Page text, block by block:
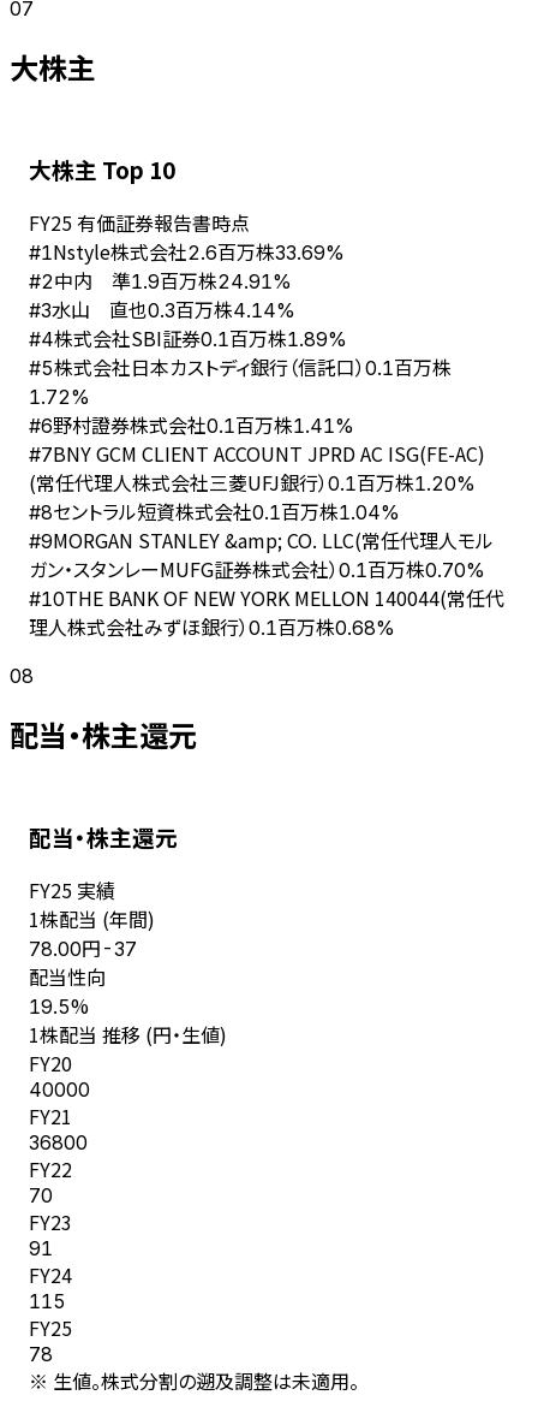
07
大株主
大株主 Top 10
FY25 有価証券報告書時点
#1Nstyle株式会社2.6百万株33.69%
#2中内 準1.9百万株24.91%
#3水山 直也0.3百万株4.14%
#4株式会社SBI証券0.1百万株1.89%
#5株式会社日本カストディ銀行（信託口） 0.1百万株
1.72%
#6野村證券株式会社0.1百万株1.41%
#7BNY GCM CLIENT ACCOUNT JPRD AC ISG(FE-AC)
(常任代理人株式会社三菱UFJ銀行） 0.1百万株1.20%
#8セントラル短資株式会社0.1百万株1.04%
#9MORGAN STANLEY &amp; CO. LLC(常任代理人モル
ガン・スタンレーMUFG証券株式会社） 0.1百万株0.70%
#10THE BANK OF NEW YORK MELLON 140044(常任代
理人株式会社みずほ銀行） 0.1百万株0.68%
08
配当・株主還元
配当・株主還元
FY25 実績
1株配当 (年間)
78.00円 -37
配当性向
19.5%
1株配当 推移 (円・生値)
FY20
40000
FY21
36800
FY22
70
FY23
91
FY24
115
FY25
78
※ 生値。株式分割の遡及調整は未適用。